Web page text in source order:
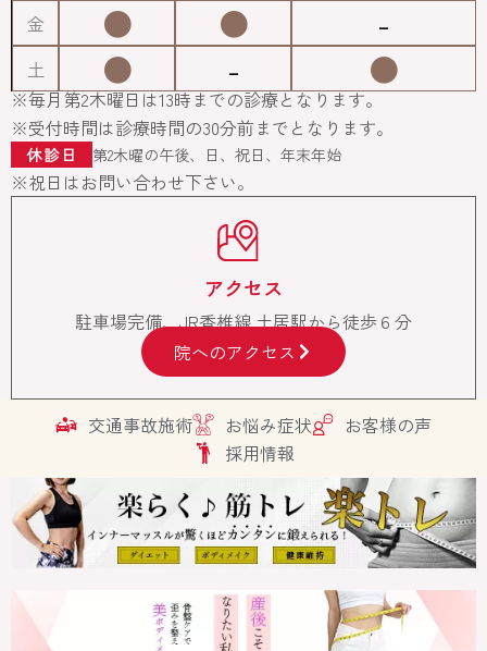
金 ● ● -
土 ● - ●
※毎月第2木曜日は13時までの診療となります。
※受付時間は診療時間の30分前までとなります。
休診日 第2木曜の午後、日、祝日、年末年始
※祝日はお問い合わせ下さい。
アクセス
駐車場完備、JR香椎線 土居駅から徒歩６分
院へのアクセス
交通事故施術 お悩み症状
お客様の声
採用情報